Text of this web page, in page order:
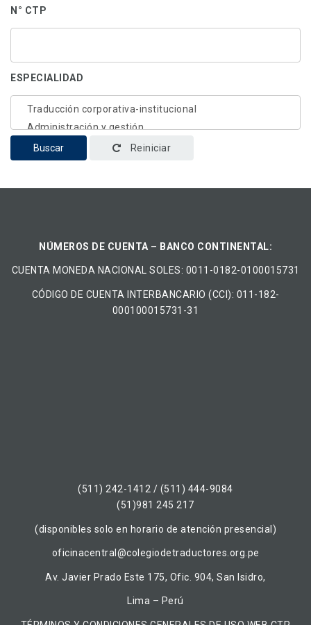
N° CTP
ESPECIALIDAD
Buscar Reiniciar
NÚMEROS DE CUENTA – BANCO CONTINENTAL:
CUENTA MONEDA NACIONAL​ ​SOLES​: 0011-0182-0100015731
CÓDIGO DE CUENTA INTERBANCARIO (CCI): 011-182-
000100015731-31
(511) 242-1412 / (511) 444-9084
(51)981 245 217
(disponibles solo en horario de atención presencial)
oficinacentral@colegiodetraductores.org.pe
Av. Javier Prado Este 175, Ofic. 904, San Isidro,
Lima – Perú